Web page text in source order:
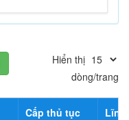
Hiển thị
dòng/trang
Cấp thủ tục
Lĩnh